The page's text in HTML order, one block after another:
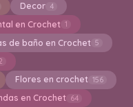
Decor 4
en Crochet 1
de baño en Crochet 5
Flores en crochet 156
en Crochet 64